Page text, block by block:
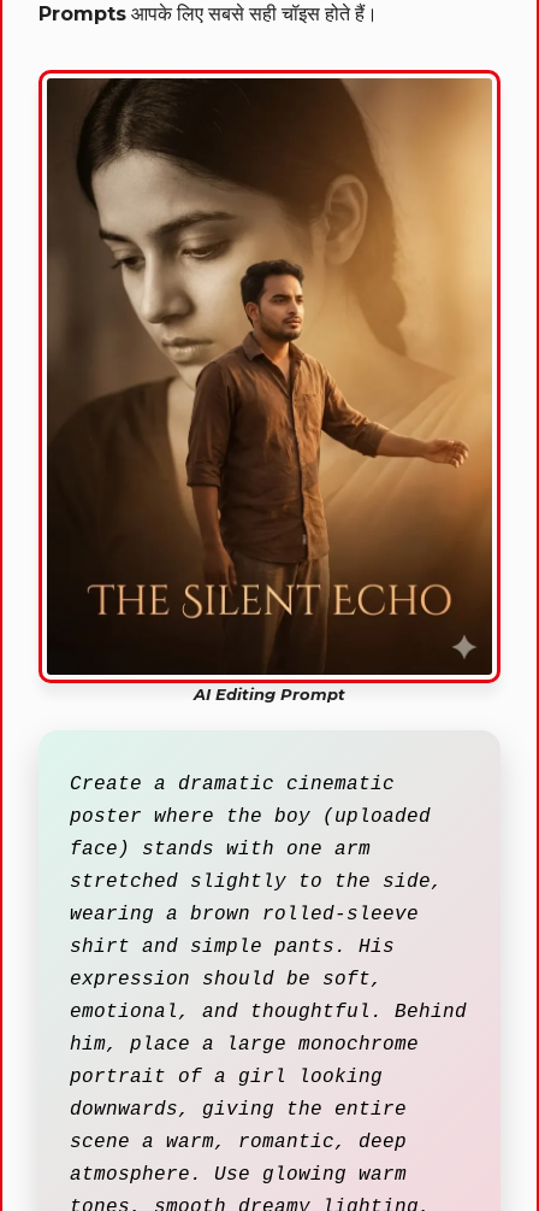
Prompts आपके लिए सबसे सही चॉइस होते हैं।
AI Editing Prompt
Create a dramatic cinematic
poster where the boy (uploaded
face) stands with one arm
stretched slightly to the side,
wearing a brown rolled-sleeve
shirt and simple pants. His
expression should be soft,
emotional, and thoughtful. Behind
him, place a large monochrome
portrait of a girl looking
downwards, giving the entire
scene a warm, romantic, deep
atmosphere. Use glowing warm